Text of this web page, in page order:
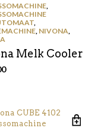
,
,
, NIVONA
Melk Cooler